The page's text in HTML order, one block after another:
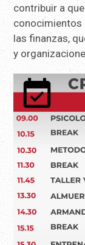
contribuir a
conocimientos
las finanzas,
y